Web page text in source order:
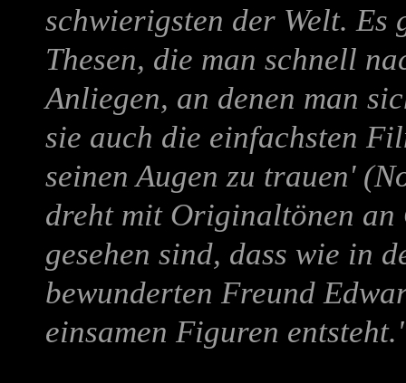
schwierigsten der Welt.
Thesen, die man schnell
Anliegen, an denen man
sie auch die einfachsten
seinen Augen zu trauen'
dreht mit Originaltönen
gesehen sind, dass wie in
bewunderten Freund
einsamen Figuren